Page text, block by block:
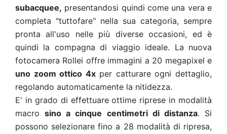
subacquee, presentandosi quindi come una vera e
completa "tuttofare" nella sua categoria, sempre
pronta all'uso nelle più diverse occasioni, ed è
quindi la compagna di viaggio ideale. La nuova
fotocamera Rollei offre immagini a 20 megapixel e
uno zoom ottico 4xper catturare ogni dettaglio,
regolando automaticamente la nitidezza.
E' in grado di effettuare ottime riprese in modalità
macrosino a cinque centimetri di distanza. Si
possono selezionare fino a 28 modalità di ripresa,